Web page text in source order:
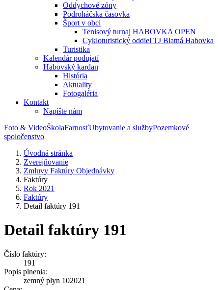
Oddychové zóny
Podroháčska časovka
Šport v obci
Tenisový turnaj HABOVKA OPEN
Cykloturistický oddiel TJ Blatná Habovka
Turistika
Kalendár podujatí
Habovský kardan
História
Aktuality
Fotogaléria
Kontakt
Napíšte nám
Foto & VideoŠkolaFarnosťUbytovanie a službyPozemkové
spoločenstvo
Úvodná stránka
Zverejňovanie
Zmluvy Faktúry Objednávky
Faktúry
Rok 2021
Faktúry
Detail faktúry 191
Detail faktúry 191
Číslo faktúry:
191
Popis plnenia:
zemný plyn 102021